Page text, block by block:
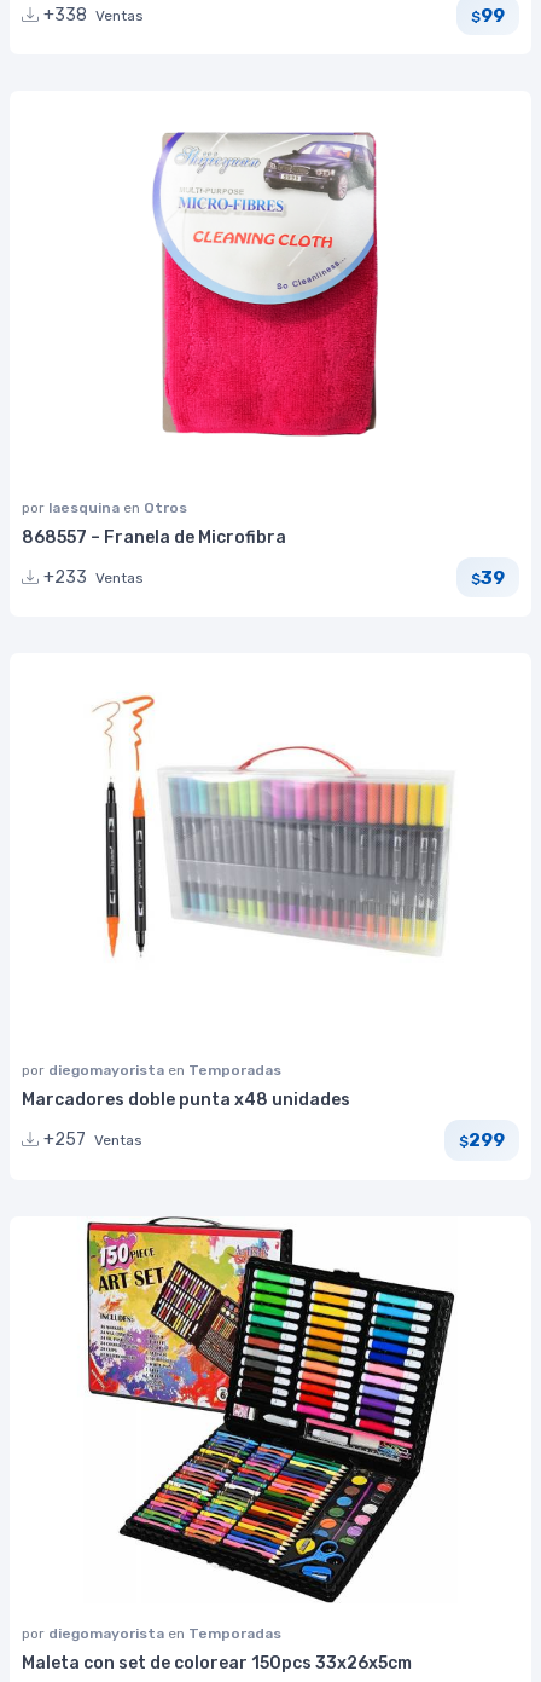
+338 Ventas $99
por laesquina en Otros
868557 – Franela de Microfibra
+233 Ventas $39
por diegomayorista en Temporadas
Marcadores doble punta x48 unidades
+257 Ventas $299
por diegomayorista en Temporadas
Maleta con set de colorear 150pcs 33x26x5cm